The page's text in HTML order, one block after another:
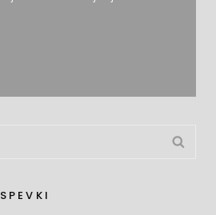
BOLI?